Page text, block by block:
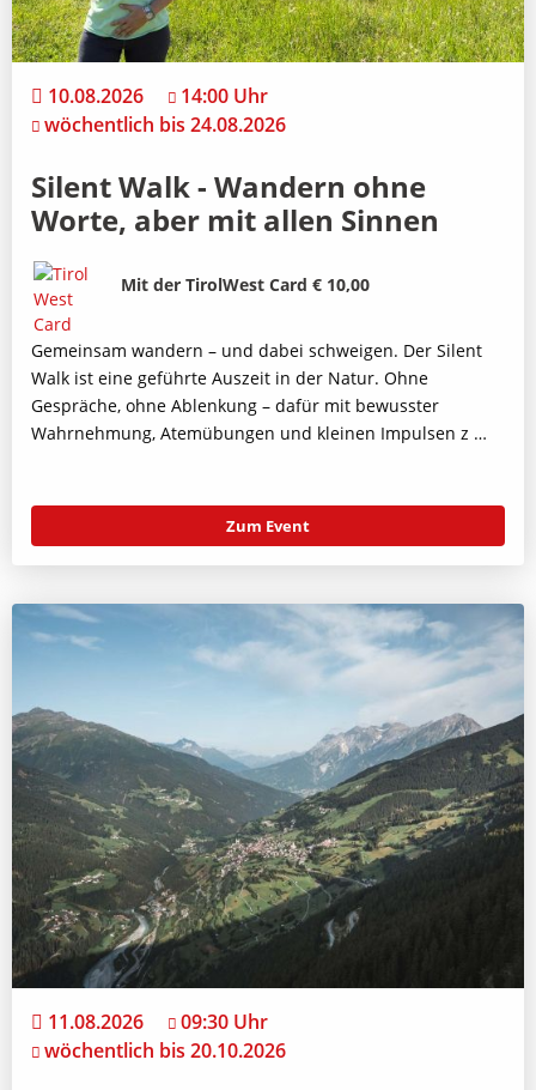
10.08.2026
14:00 Uhr
wöchentlich bis 24.08.2026
Silent Walk - Wandern ohne
Worte, aber mit allen Sinnen
Bild
Beschreibung
Mit der TirolWest Card € 10,00
Gemeinsam wandern – und dabei schweigen. Der Silent
Walk ist eine geführte Auszeit in der Natur. Ohne
Gespräche, ohne Ablenkung – dafür mit bewusster
Wahrnehmung, Atemübungen und kleinen Impulsen z …
Zum Event
11.08.2026
09:30 Uhr
wöchentlich bis 20.10.2026